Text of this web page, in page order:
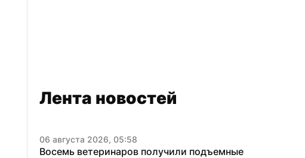
Лента новостей
06 августа 2026, 05:58
Восемь ветеринаров получили подъемные